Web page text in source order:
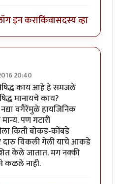
इन कराकिंवासदस्य व्हा
20:40
काय आहे हे समजले
मानायचे काय?
वगैरेंमुळे हायजिनिक
मान्य. पण गटारी
किती बोकड-कोंबडे
दारु विकली गेली याचे आकडे
केले जातात. मग नक्की
कळले नाही.